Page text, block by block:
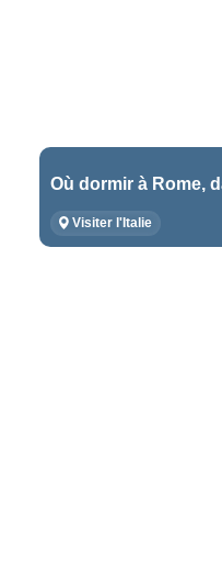
Où dormir à Rome,
Visiter l'Italie